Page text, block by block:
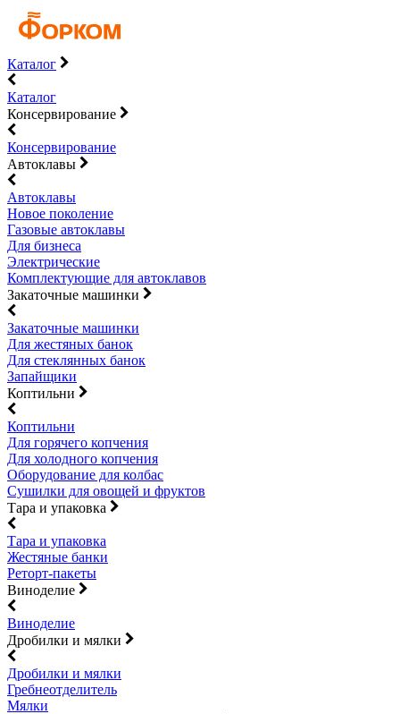
Каталог
Каталог
Консервирование
Консервирование
Автоклавы
Автоклавы
Новое поколение
Газовые автоклавы
Для бизнеса
Электрические
Комплектующие для автоклавов
Закаточные машинки
Закаточные машинки
Для жестяных банок
Для стеклянных банок
Запайщики
Коптильни
Коптильни
Для горячего копчения
Для холодного копчения
Оборудование для колбас
Сушилки для овощей и фруктов
Тара и упаковка
Тара и упаковка
Жестяные банки
Реторт-пакеты
Виноделие
Виноделие
Дробилки и мялки
Дробилки и мялки
Гребнеотделитель
Мялки